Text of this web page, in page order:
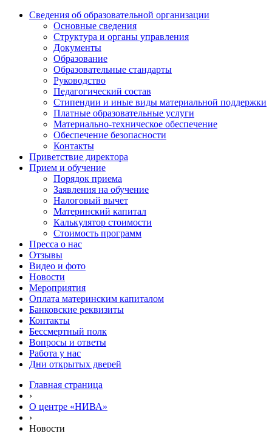
Сведения об образовательной организации
Основные сведения
Структура и органы управления
Документы
Образование
Образовательные стандарты
Руководство
Педагогический состав
Стипендии и иные виды материальной поддержки
Платные образовательные услуги
Материально-техническое обеспечение
Обеспечение безопасности
Контакты
Приветствие директора
Прием и обучение
Порядок приема
Заявления на обучение
Налоговый вычет
Материнский капитал
Калькулятор стоимости
Стоимость программ
Пресса о нас
Отзывы
Видео и фото
Новости
Мероприятия
Оплата материнским капиталом
Банковские реквизиты
Контакты
Бессмертный полк
Вопросы и ответы
Работа у нас
Дни открытых дверей
Главная страница
›
О центре «НИВА»
›
Новости